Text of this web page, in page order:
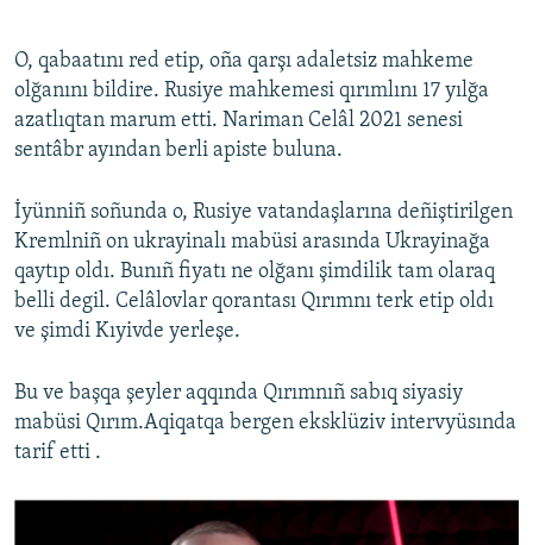
O, qabaatını red etip, oña qarşı adaletsiz mahkeme
olğanını bildire. Rusiye mahkemesi qırımlını 17 yılğa
azatlıqtan marum etti. Nariman Celâl 2021 senesi
sentâbr ayından berli apiste buluna.
İyünniñ soñunda o, Rusiye vatandaşlarına deñiştirilgen
Kremlniñ on ukrayinalı mabüsi arasında Ukrayinağa
qaytıp oldı. Bunıñ fiyatı ne olğanı şimdilik tam olaraq
belli degil. Celâlovlar qorantası Qırımnı terk etip oldı
ve şimdi Kıyivde yerleşe.
Bu ve başqa şeyler aqqında Qırımnıñ sabıq siyasiy
mabüsi Qırım.Aqiqatqa bergen eksklüziv intervyüsında
tarif etti .